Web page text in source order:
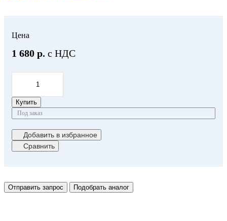
Цена
1 680 р. с НДС
Купить
Под заказ
Добавить в избранное
Сравнить
Отправить запрос Подобрать аналог